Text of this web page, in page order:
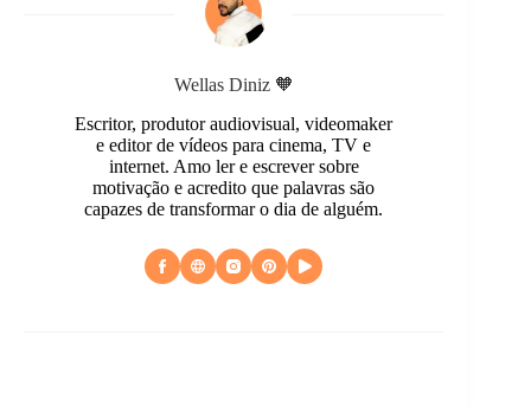
Wellas Diniz 🧡
Escritor, produtor audiovisual, videomaker
e editor de vídeos para cinema, TV e
internet. Amo ler e escrever sobre
motivação e acredito que palavras são
capazes de transformar o dia de alguém.